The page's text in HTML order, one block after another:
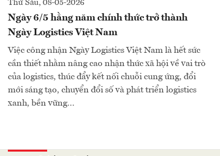
Thứ Sáu, 08-05-2026
Ngày 6/5 hằng năm chính thức trở thành
Ngày Logistics Việt Nam
Việc công nhận Ngày Logistics Việt Nam là hết sức
cần thiết nhằm nâng cao nhận thức xã hội về vai trò
của logistics, thúc đẩy kết nối chuỗi cung ứng, đổi
mới sáng tạo, chuyển đổi số và phát triển logistics
xanh, bền vững...